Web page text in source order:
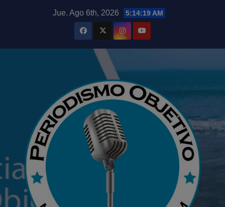
Jue. Ago 6th, 2026 5:14:21 AM
modal-check